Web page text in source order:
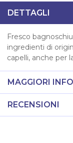
DETTAGLI
Fresco
ingredienti di
capelli, anche per
MAGGIORI
RECENSIONI